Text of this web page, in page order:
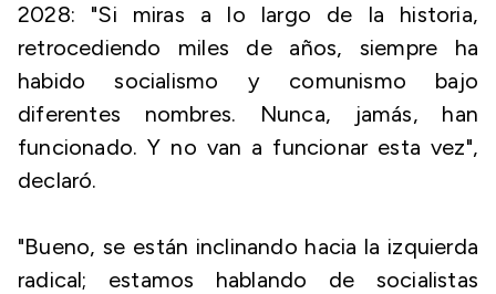
2028: "Si miras a lo largo de la historia,
retrocediendo miles de años, siempre ha
habido socialismo y comunismo bajo
diferentes nombres. Nunca, jamás, han
funcionado. Y no van a funcionar esta vez",
declaró.
"Bueno, se están inclinando hacia la izquierda
radical; estamos hablando de socialistas